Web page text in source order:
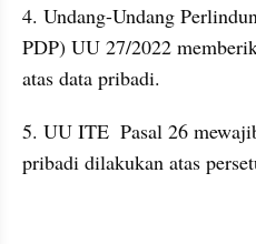
4. Undang-Undang
PDP) UU 27/2022
atas data pribadi.
5. UU ITE  Pasal 26
pribadi dilakukan atas